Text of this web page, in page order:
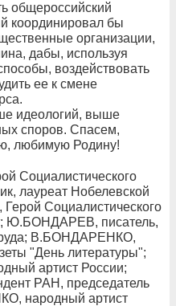
общероссийский
координировал бы
организации,
дабы, используя
воздействовать
ее к смене
идеологий, выше
споров. Спасем,
любимую Родину!
Социалистического
лауреат Нобелевской
Социалистического
Ю.БОНДАРЕВ, писатель,
В.БОНДАРЕНКО,
"День литературы";
артист России;
РАН, председатель
народный артист